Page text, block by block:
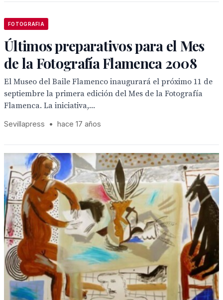
FOTOGRAFIA
Últimos preparativos para el Mes
de la Fotografía Flamenca 2008
El Museo del Baile Flamenco inaugurará el próximo 11 de
septiembre la primera edición del Mes de la Fotografía
Flamenca. La iniciativa,...
Sevillapress • hace 17 años